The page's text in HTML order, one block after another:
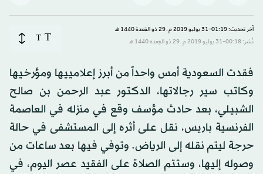
آخر تحديث: 01:19-31 يوليو 2019 م ـ 29 ذو القِعدة 1440 هـ
نُشر: 00:18-31 يوليو 2019 م ـ 29 ذو القِعدة 1440 هـ
T
T
فقدت السعودية أمس واحداً من أبرز إعلامييها ومؤرخيها
وكاتب سير رجالاتها، الدكتور عبد الرحمن بن صالح
الشبيلي، بعد حادث مؤسف وقع في منزله في العاصمة
الفرنسية باريس، نقل على أثره إلى المستشفى في حالة
حرجة ليتم نقله إلى الرياض. وتوفي فيها بعد ساعات من
وصوله إليها، وستتم الصلاة على الفقيد عصر اليوم، في